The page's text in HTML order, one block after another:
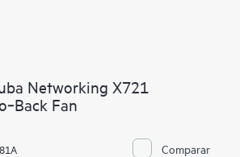
Networking X721
Fan
Comparar